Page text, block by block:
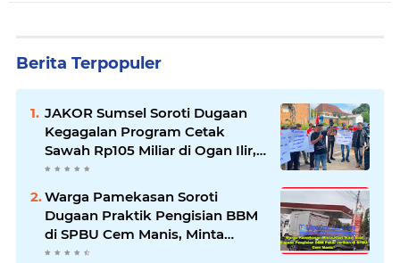
Berita Terpopuler
JAKOR Sumsel Soroti Dugaan
Kegagalan Program Cetak
Sawah Rp105 Miliar di Ogan Ilir,
Desak Kadis Pertanian Mundur
Warga Pamekasan Soroti
Dugaan Praktik Pengisian BBM
di SPBU Cem Manis, Minta
Klarifikasi dan Pengawasan